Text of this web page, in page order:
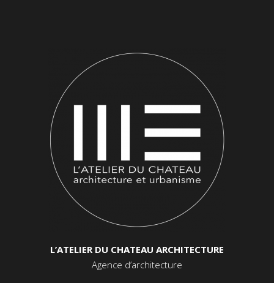
L’ATELIER DU CHATEAU ARCHITECTURE
Agence d’architecture